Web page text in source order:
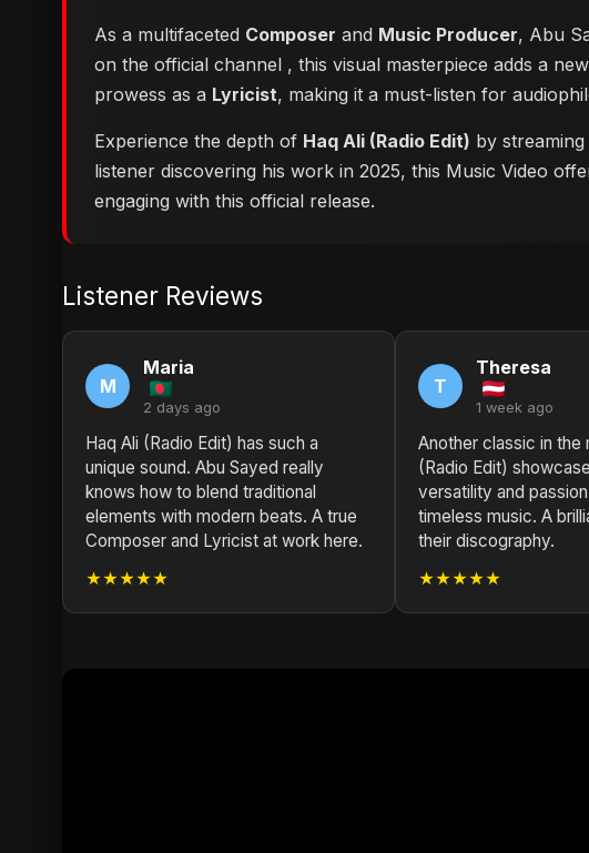
As a multifaceted Composer and Music Producer, Abu
on the official channel , this visual masterpiece adds a
prowess as a Lyricist, making it a must-listen for
Experience the depth of Haq Ali (Radio Edit) by
listener discovering his work in 2025, this Music Video
engaging with this official release.
Listener Reviews
M
Maria
2 days ago
Haq Ali (Radio Edit) has such a
unique sound. Abu Sayed really
knows how to blend traditional
elements with modern beats. A true
Composer and Lyricist at work here.
★★★★★
T
Theresa
1 week ago
Another classic in the
(Radio Edit)
versatility and
timeless music. A
their discography.
★★★★★